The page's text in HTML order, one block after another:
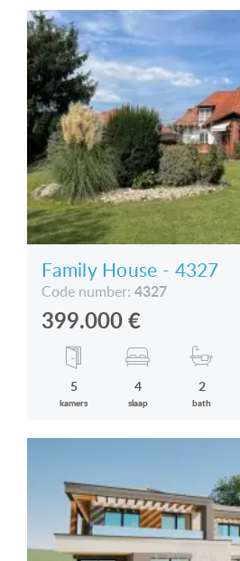
tel.: +36 305 708 151
E-mail: vandevyverrita@hotmail.com
Family House - 4327
Code number: 4327
399.000€
5
kamers
4
slaap
2
bath